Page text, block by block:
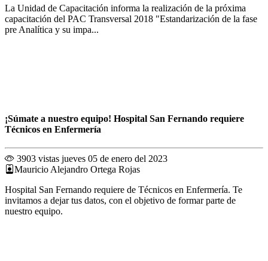
La Unidad de Capacitación informa la realización de la próxima
capacitación del PAC Transversal 2018 "Estandarización de la fase
pre Analítica y su impa...
¡Súmate a nuestro equipo! Hospital San Fernando requiere
Técnicos en Enfermería
3903 vistas jueves 05 de enero del 2023
Mauricio Alejandro Ortega Rojas
Hospital San Fernando requiere de Técnicos en Enfermería. Te
invitamos a dejar tus datos, con el objetivo de formar parte de
nuestro equipo.